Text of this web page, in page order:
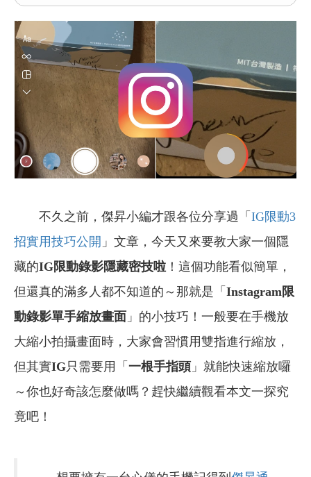
不久之前，傑昇小編才跟各位分享過「 IG限動3
招實用技巧公開 」文章，今天又來要教大家一個隱
藏的IG限動錄影隱藏密技啦 ！這個功能看似簡單，
但還真的滿多人都不知道的～那就是「 Instagram限
動錄影單手縮放畫面 」的小技巧！一般要在手機放
大縮小拍攝畫面時，大家會習慣用雙指進行縮放，
但其實IG只需要用「 一根手指頭 」就能快速縮放囉
～你也好奇該怎麼做嗎？趕快繼續觀看本文一探究
竟吧！